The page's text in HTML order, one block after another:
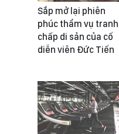
Sắp mở lại phiên
phúc thẩm vụ tranh
chấp di sản của cố
diễn viên Đức Tiến